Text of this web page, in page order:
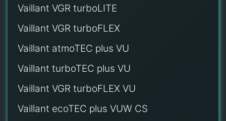
Vaillant VGR turboLITE
Vaillant VGR turboFLEX
Vaillant atmoTEC plus VU
Vaillant turboTEC plus VU
Vaillant VGR turboFLEX VU
Vaillant ecoTEC plus VUW CS